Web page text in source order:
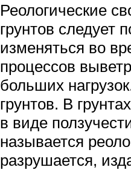
Реологические
грунтов следует
изменяться во
процессов
больших
грунтов. В
в виде
называется
разрушается,